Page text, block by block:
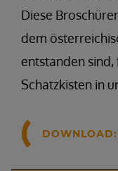
Diese
dem
entstanden sind,
Schatzkisten in
DOWNLOAD: